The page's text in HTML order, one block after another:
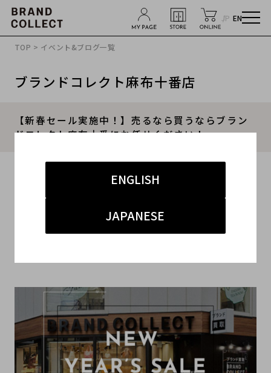
JP EN
ENGLISH
JAPANESE
TOP > イベント&ブログ一覧
ブランドコレクト麻布十番店
【新春セール実施中！】売るなら買うならブラン
ドコレクト麻布十番にお任せください！
#新春セール
##麻布十番 ハイブランド
#ブランド買取キャンペーン